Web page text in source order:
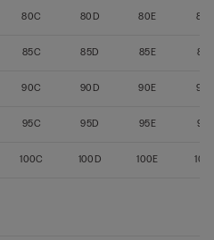
80C 80D 80E 80F
85C 85D 85E 85F
90C 90D 90E 90F
95C 95D 95E 95F
100C 100D 100E